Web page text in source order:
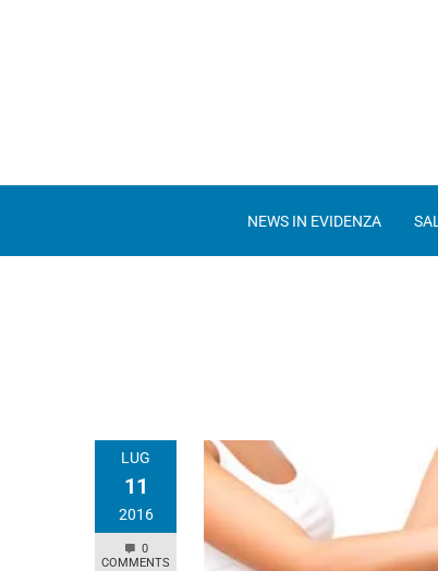
NEWS IN EVIDENZA
LUG
11
2016
0
COMMENTS